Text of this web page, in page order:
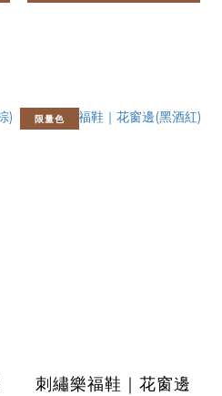
限量色
刺繡樂福鞋｜花窗邊